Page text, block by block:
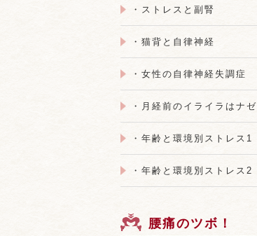
・ストレスと副腎
・猫背と自律神経
・女性の自律神経失調症
・月経前のイライラはナゼ
・年齢と環境別ストレス1
・年齢と環境別ストレス2
腰痛のツボ！